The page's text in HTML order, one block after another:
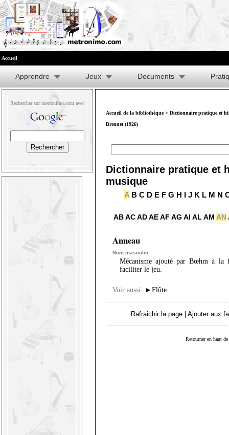
Accueil
Apprendre Jeux Documents
Rechercher sur metronimo.com avec
Accueil de la bibliothèque> Dictionnaire pratique et
Brennet (1926)
Dictionnaire pratique et
musique
A B C D E F G H I J K L M N
ABACADAEAF AG AI AL AM AN
Anneau
Nom masculin.
Mécanisme ajouté par Bœhm à
faciliter le jeu.
Voir aussi: ► Flûte
Rafraichir la page Ajouter aux
Retourner en haut de